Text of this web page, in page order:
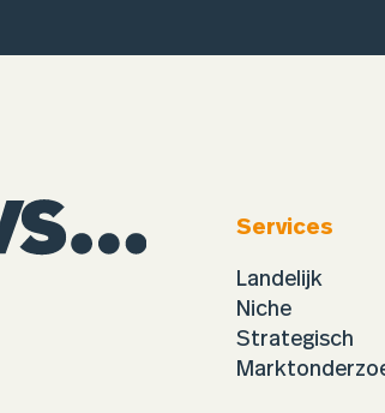
Services
Landelijk
Niche
Strategisch